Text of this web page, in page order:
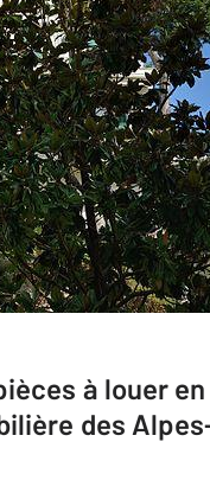
à louer
des